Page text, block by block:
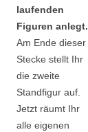
laufenden
Figuren anlegt.
Am Ende dieser
Stecke stellt Ihr
die zweite
Standfigur auf.
Jetzt räumt Ihr
alle eigenen